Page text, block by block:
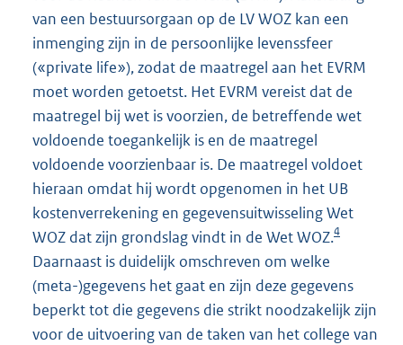
van een bestuursorgaan op de LV WOZ kan een
inmenging zijn in de persoonlijke levenssfeer
(«private life»), zodat de maatregel aan het EVRM
moet worden getoetst. Het EVRM vereist dat de
maatregel bij wet is voorzien, de betreffende wet
voldoende toegankelijk is en de maatregel
voldoende voorzienbaar is. De maatregel voldoet
hieraan omdat hij wordt opgenomen in het UB
kostenverrekening en gegevensuitwisseling Wet
WOZ dat zijn grondslag vindt in de Wet WOZ.4
Daarnaast is duidelijk omschreven om welke
(meta-)gegevens het gaat en zijn deze gegevens
beperkt tot die gegevens die strikt noodzakelijk zijn
voor de uitvoering van de taken van het college van